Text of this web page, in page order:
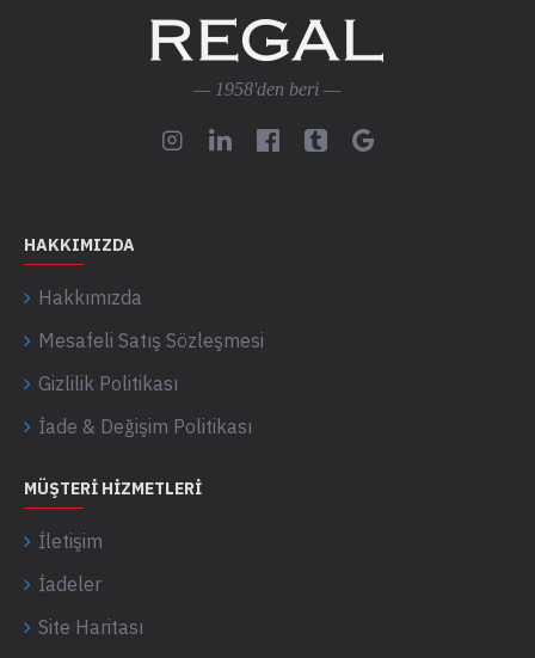
— 1958'den beri —
HAKKIMIZDA
Hakkımızda
Mesafeli Satış Sözleşmesi
Gizlilik Politikası
İade & Değişim Politikası
MÜŞTERI HIZMETLERI
İletişim
İadeler
Site Haritası